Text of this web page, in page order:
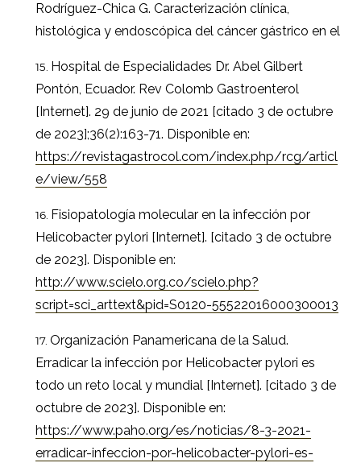
Rodríguez-Chica G. Caracterización clínica,
histológica y endoscópica del cáncer gástrico en el
Hospital de Especialidades Dr. Abel Gilbert
Pontón, Ecuador. Rev Colomb Gastroenterol
[Internet]. 29 de junio de 2021 [citado 3 de octubre
de 2023];36(2):163-71. Disponible en:
https://revistagastrocol.com/index.php/rcg/articl
e/view/558
Fisiopatología molecular en la infección por
Helicobacter pylori [Internet]. [citado 3 de octubre
de 2023]. Disponible en:
http://www.scielo.org.co/scielo.php?
script=sci_arttext&pid=S0120-55522016000300013
Organización Panamericana de la Salud.
Erradicar la infección por Helicobacter pylori es
todo un reto local y mundial [Internet]. [citado 3 de
octubre de 2023]. Disponible en:
https://www.paho.org/es/noticias/8-3-2021-
erradicar-infeccion-por-helicobacter-pylori-es-